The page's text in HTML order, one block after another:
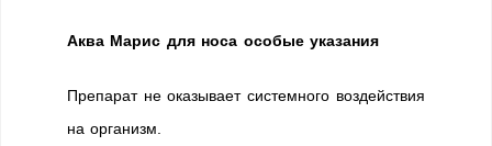
Аква Марис для носа особые указания
Препарат не оказывает системного воздействия
на организм.